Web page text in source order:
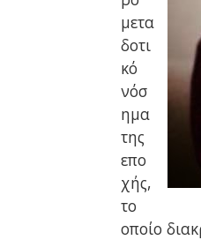
μετα
δοτι
κό
νόσ
ημα
της
επο
χής,
το
οποίο